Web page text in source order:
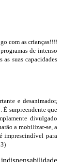
com as crianças!!!!
de intenso
suas capacidades
e desanimador,
surpreendente que
divulgado
a mobilizar-se, a
imprescindível para